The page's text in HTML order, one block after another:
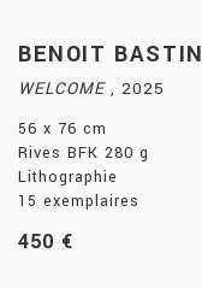
BENOIT BASTIN
WELCOME , 2025
56 x 76 cm
Rives BFK 280 g
Lithographie
15 exemplaires
450 €